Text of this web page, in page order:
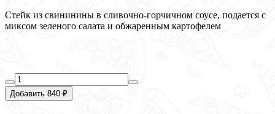
Стейк из свининины в сливочно-горчичном соусе, подается с
миксом зеленого салата и обжаренным картофелем
Добавить 840 ₽